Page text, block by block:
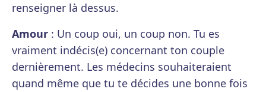
renseigner là dessus.
Amour : Un coup oui, un coup non. Tu es
vraiment indécis(e) concernant ton couple
dernièrement. Les médecins souhaiteraient
quand même que tu te décides une bonne fois